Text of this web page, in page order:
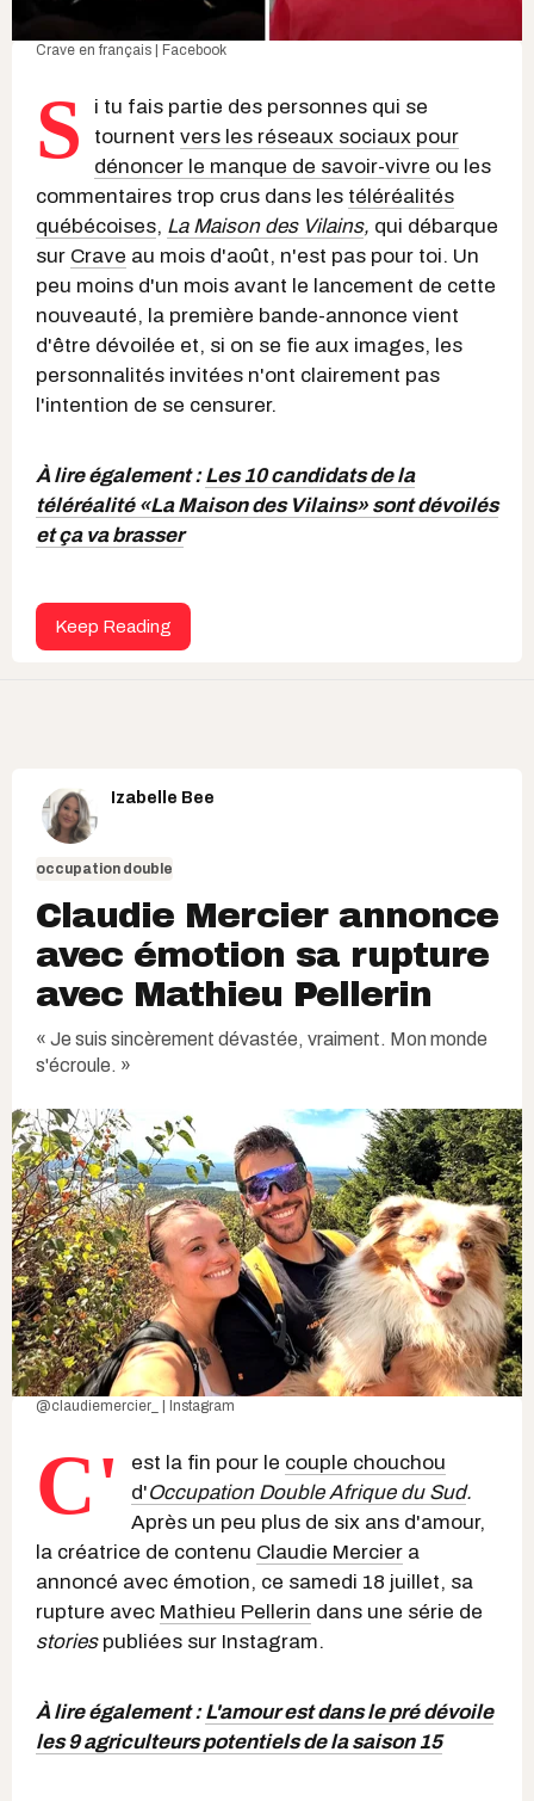
Crave en français | Facebook
S
i tu fais partie des personnes qui se
tournent vers les réseaux sociaux pour
dénoncer le manque de savoir-vivre ou les
commentaires trop crus dans les téléréalités
québécoises, La Maison des Vilains, qui débarque
sur Crave au mois d'août, n'est pas pour toi. Un
peu moins d'un mois avant le lancement de cette
nouveauté, la première bande-annonce vient
d'être dévoilée et, si on se fie aux images, les
personnalités invitées n'ont clairement pas
l'intention de se censurer.
À lire également :Les 10 candidats de la
téléréalité «La Maison des Vilains» sont dévoilés
et ça va brasser
Keep Reading
Izabelle Bee
occupation double
Claudie Mercier annonce
avec émotion sa rupture
avec Mathieu Pellerin
« Je suis sincèrement dévastée, vraiment. Mon monde
s'écroule. »
@claudiemercier_ | Instagram
C' est la fin pour le couple chouchou
d'Occupation Double Afrique du Sud.
Après un peu plus de six ans d'amour,
la créatrice de contenu Claudie Mercier a
annoncé avec émotion, ce samedi 18 juillet, sa
rupture avec Mathieu Pellerin dans une série de
storiespubliées sur Instagram.
À lire également :L'amour est dans le pré dévoile
les 9 agriculteurs potentiels de la saison 15